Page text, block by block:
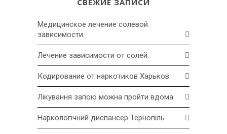
СВЕЖИЕ ЗАПИСИ
Медицинское лечение солевой
зависимости.
Лечение зависимости от солей.
Кодирование от наркотиков Харьков.
Лікування запою можна пройти вдома
Наркологічний диспансер Тернопіль